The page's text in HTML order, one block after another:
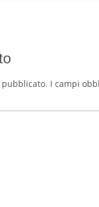
I campi